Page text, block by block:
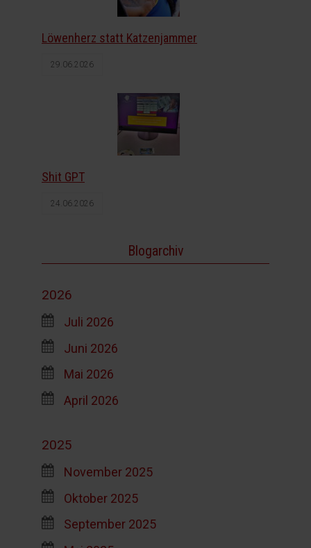
Löwenherz statt Katzenjammer
29.06.2026
Shit GPT
24.06.2026
Blogarchiv
2026
Juli 2026
Juni 2026
Mai 2026
April 2026
2025
November 2025
Oktober 2025
September 2025